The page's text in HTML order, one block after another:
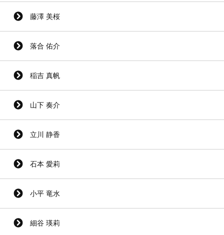
藤澤 美桜
落合 佑介
稲吉 真帆
山下 奏介
立川 静香
石本 愛莉
小平 竜水
細谷 瑛莉